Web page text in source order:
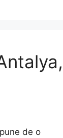
de o